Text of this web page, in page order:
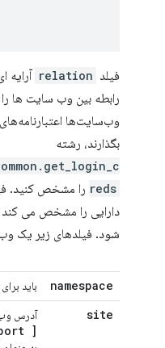
فیلد relation
رابطه بین وب سایت ها
وب‌سایت‌ها
بگذارند، رشته
reds را مشخص کنید.
دارایی را مشخص می کند
شود. فیلدهای زیر یک
namespace باید
site آدرس
]